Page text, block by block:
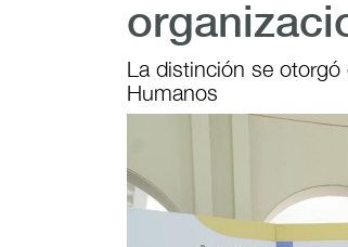
La distinción se otorgó
Humanos